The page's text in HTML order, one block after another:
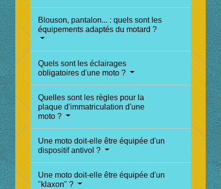
Blouson, pantalon... : quels sont les
équipements adaptés du motard ?
Quels sont les éclairages
obligatoires d'une moto ?
Quelles sont les règles pour la
plaque d'immatriculation d'une
moto ?
Une moto doit-elle être équipée d'un
dispositif antivol ?
Une moto doit-elle être équipée d'un
"klaxon" ?